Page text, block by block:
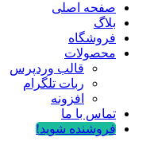
صفحه اصلی
بلاگ
فروشگاه
محصولات
قالب وردپرس
ربات تلگرام
افزونه
تماس با ما
فروشنده شوید!